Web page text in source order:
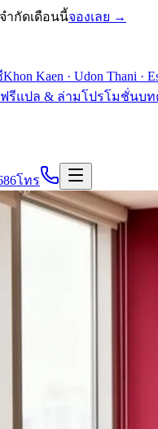
ำกัดเดือนนี้จองเลย →
Khon Kaen · Udon Thani ·
รีแปล & ล่ามโปรโมชั่นบท
โทร